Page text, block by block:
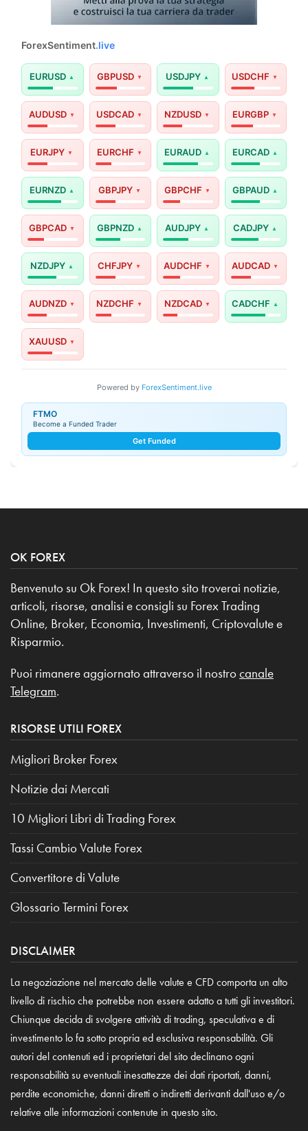
ForexSentiment.live
EURUSD GBPUSD USDJPY USDCHF
AUDUSD USDCAD NZDUSD EURGBP
EURJPY EURCHF EURAUD EURCAD
EURNZD GBPJPY GBPCHF GBPAUD
GBPCAD GBPNZD AUDJPY CADJPY
NZDJPY CHFJPY AUDCHF AUDCAD
AUDNZD NZDCHF NZDCAD CADCHF
XAUUSD
Powered by ForexSentiment.live
FTMO
Become a Funded Trader
Get Funded
OK FOREX
Benvenuto su Ok Forex! In questo sito troverai notizie,
articoli, risorse, analisi e consigli su Forex Trading
Online, Broker, Economia, Investimenti, Criptovalute e
Risparmio.
Puoi rimanere aggiornato attraverso il nostro canale
Telegram.
RISORSE UTILI FOREX
Migliori Broker Forex
Notizie dai Mercati
10 Migliori Libri di Trading Forex
Tassi Cambio Valute Forex
Convertitore di Valute
Glossario Termini Forex
DISCLAIMER
La negoziazione nel mercato delle valute e CFD comporta un alto
livello di rischio che potrebbe non essere adatto a tutti gli investitori.
Chiunque decida di svolgere attività di trading, speculativa e di
investimento lo fa sotto propria ed esclusiva responsabilità. Gli
autori del contenuti ed i proprietari del sito declinano ogni
responsabilità su eventuali inesattezze dei dati riportati, danni,
perdite economiche, danni diretti o indiretti derivanti dall'uso e/o
relative alle informazioni contenute in questo sito.